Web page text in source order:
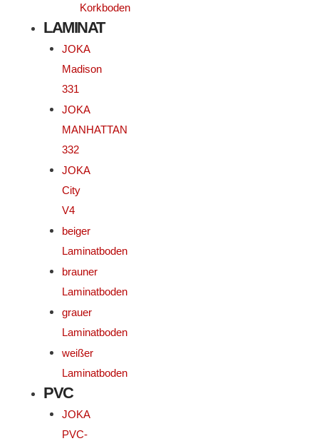
Korkboden
LAMINAT
JOKA
Madison
331
JOKA
MANHATTAN
332
JOKA
City
V4
beiger
Laminatboden
brauner
Laminatboden
grauer
Laminatboden
weißer
Laminatboden
PVC
JOKA
PVC-